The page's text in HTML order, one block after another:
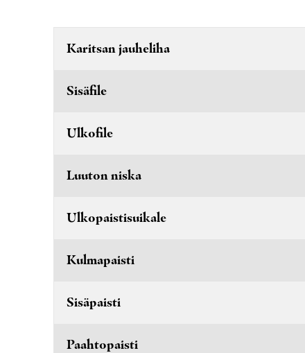
Karitsan jauheliha
Sisäfile
Ulkofile
Luuton niska
Ulkopaistisuikale
Kulmapaisti
Sisäpaisti
Paahtopaisti